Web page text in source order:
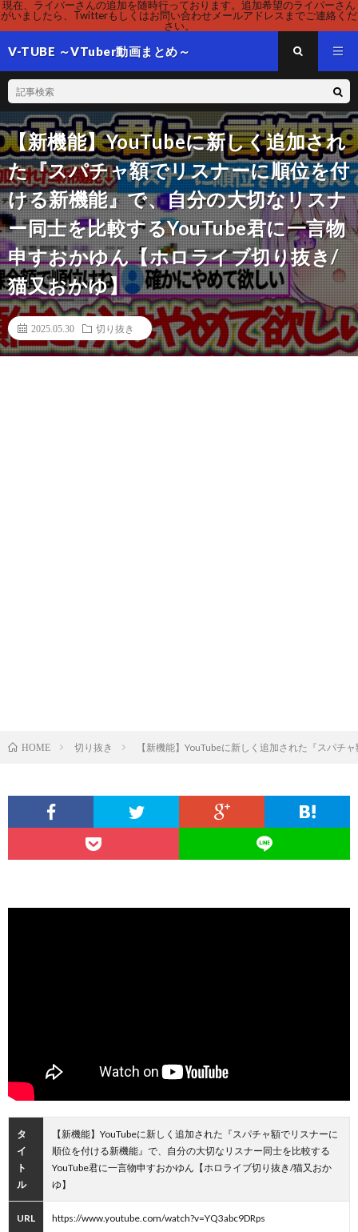
現在、ライバーさんの追加を随時行っております。追加希望のライバーさん
がいましたら、Twitterもしくはお問い合わせメールアドレスまでご連絡くだ
さい。
V-TUBE ～VTuber動画まとめ～
【新機能】YouTubeに新しく追加され
た『スパチャ額でリスナーに順位を付
ける新機能』で、自分の大切なリスナ
ー同士を比較するYouTube君に一言物
申すおかゆん【ホロライブ切り抜き/
猫又おかゆ】
2025.05.30 切り抜き
HOME 切り抜き 【新機能】YouTubeに新しく追加された『スパ
タ
イ
ト
ル
【新機能】YouTubeに新しく追加された『スパチャ額でリスナーに
順位を付ける新機能』で、自分の大切なリスナー同士を比較する
YouTube君に一言物申すおかゆん【ホロライブ切り抜き/猫又おか
ゆ】
URL https://www.youtube.com/watch?v=YQ3abc9DRps